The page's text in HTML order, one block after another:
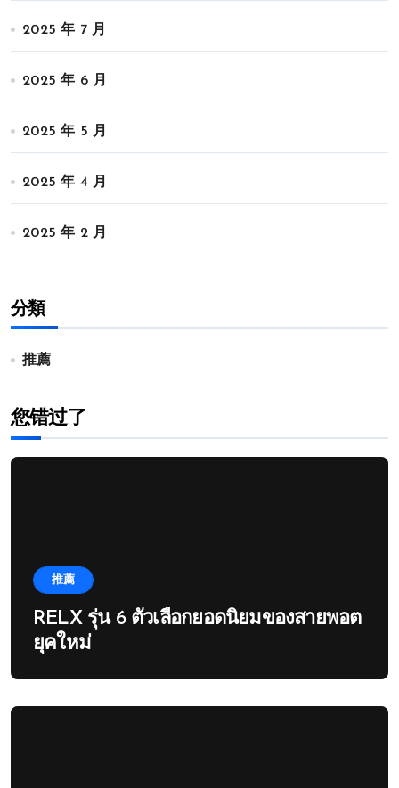
2025 年 7 月
2025 年 6 月
2025 年 5 月
2025 年 4 月
2025 年 2 月
分類
推薦
您错过了
推薦
RELX รุ่น 6 ตัวเลือกยอดนิยมของสายพอต
ยุคใหม่